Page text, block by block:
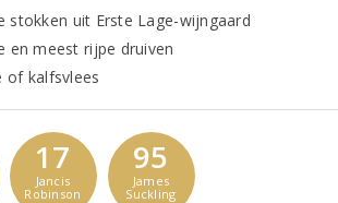
stokken uit Erste Lage-wijngaard
en meest rijpe druiven
of kalfsvlees
17
Jancis
Robinson
95
James
Suckling